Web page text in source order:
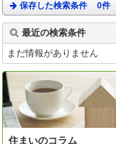
保存した検索条件 0件
最近の検索条件
まだ情報がありません
住まいのコラム